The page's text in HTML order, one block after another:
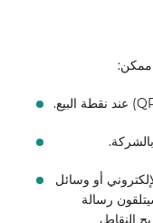
ممكن:
أو وسائل
رسالة
النقاط،